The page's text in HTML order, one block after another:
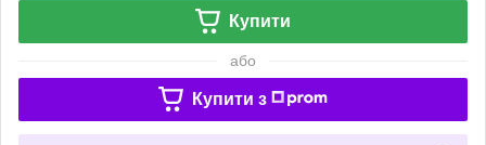
Купити
або
Купити з